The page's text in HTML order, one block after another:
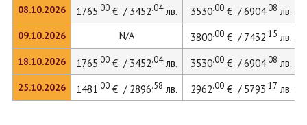
08.10.2026
09.10.2026
18.10.2026
25.10.2026
1765.00€ / 3452.04лв. 3530.00€ / 6904.08 лв.
N/A 3800.00€ / 7432.15 лв.
1765.00€ / 3452.04лв. 3530.00€ / 6904.08 лв.
1481.00€ / 2896.58 лв. 2962.00€ / 5793.17 лв.